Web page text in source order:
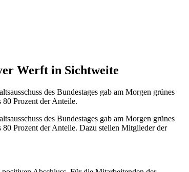
Werft in Sichtweite
des Bundestages gab am Morgen grünes
Prozent der Anteile.
des Bundestages gab am Morgen grünes
Prozent der Anteile. Dazu stellen Mitglieder der